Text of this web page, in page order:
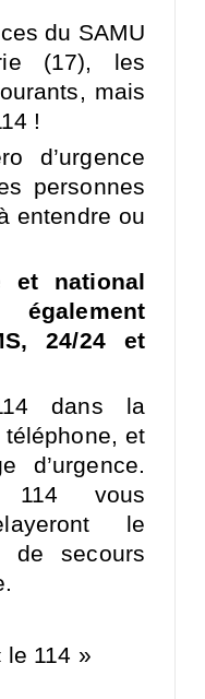
du SAMU
(17), les
mais
!
d’urgence
personnes
entendre ou
et national
24/24 et
dans la
et
d’urgence.
vous
le
de secours
le 114 »